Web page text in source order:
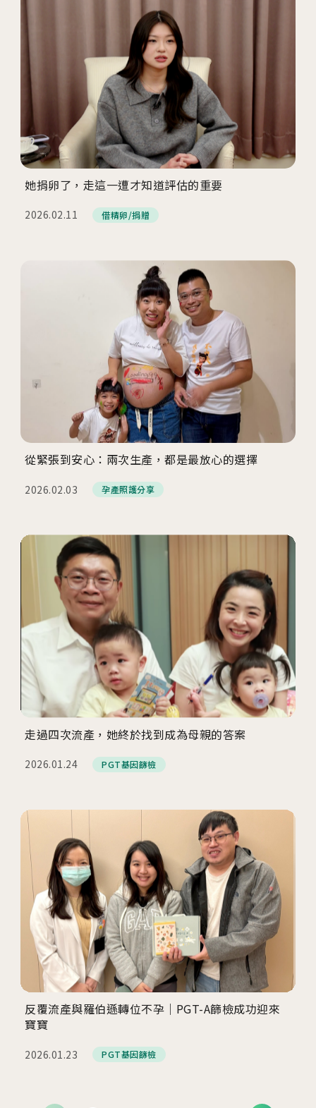
她捐卵了，走這一遭才知道評估的重要
2026.02.11 借精卵/捐贈
從緊張到安心：兩次生產，都是最放心的選擇
2026.02.03 孕產照護分享
走過四次流產，她終於找到成為母親的答案
2026.01.24 PGT基因篩檢
反覆流產與羅伯遜轉位不孕｜PGT-A篩檢成功迎來
寶寶
2026.01.23 PGT基因篩檢